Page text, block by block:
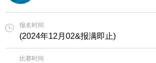
报名时间
(2024年12月02&报满即止)
比赛时间